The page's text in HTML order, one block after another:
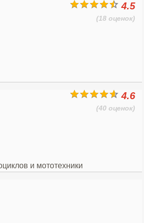
4.5
(18 оценок)
4.6
(40 оценок)
и мототехники